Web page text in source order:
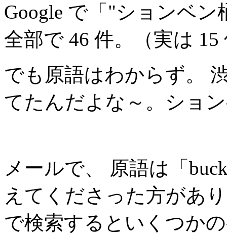
Google で「"ションベ
全部で 46 件。（実は 15
でも原語はわからず。
てたんだよな～。ショ
メールで、 原語は「
えてくださった方があ
で検索するといくつか